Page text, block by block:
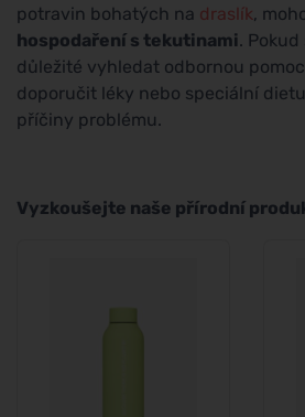
potravin bohatých na draslík,
hospodaření s tekutinami.
důležité vyhledat odbornou
doporučit léky nebo speciální
příčiny problému.
Vyzkoušejte naše přírodní